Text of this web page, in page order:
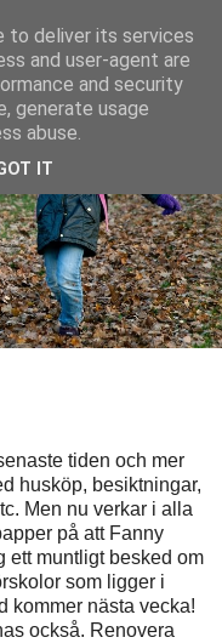
tiden och mer
husköp, besiktningar,
Men nu verkar i alla
på att Fanny
ett muntligt besked om
som ligger i
kommer nästa vecka!
också. Renovera
to deliver its services
and user-agent are
and security
generate usage
abuse.
IT